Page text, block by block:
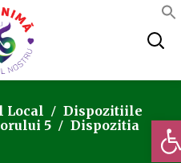
Local
Dispozitiile
5
Dispozitia